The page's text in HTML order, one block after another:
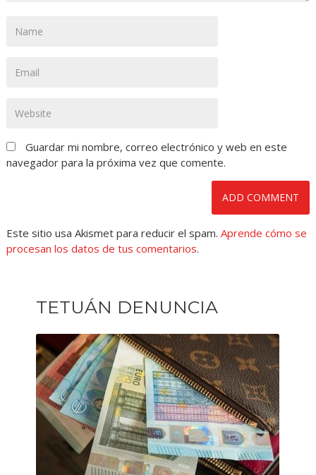
Guardar mi nombre, correo electrónico y web en este
navegador para la próxima vez que comente.
Este sitio usa Akismet para reducir el spam. Aprende cómo se
procesan los datos de tus comentarios.
TETUÁN DENUNCIA